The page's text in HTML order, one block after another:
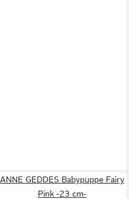
ANNE GEDDES Babypuppe Fairy
Pink -23 cm-